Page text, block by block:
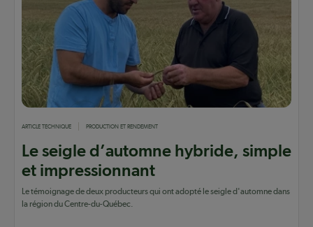
ARTICLE TECHNIQUE PRODUCTION ET RENDEMENT
Le seigle d’automne hybride, simple
et impressionnant
Le témoignage de deux producteurs qui ont adopté le seigle d'automne dans
la région du Centre-du-Québec.